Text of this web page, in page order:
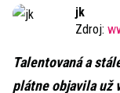
jk
Zdroj:
Talentovaná a
plátne objavila už